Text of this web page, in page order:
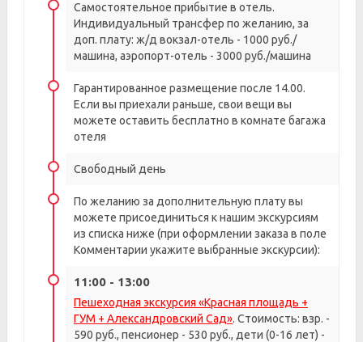
Самостоятельное прибытие в отель.
Индивидуальный трансфер по желанию, за
доп. плату: ж/д вокзал-отель - 1000 руб./
машина, аэропорт-отель - 3000 руб./машина
Гарантированное размещение после 14.00.
Если вы приехали раньше, свои вещи вы
можете оставить бесплатно в комнате багажа
отеля
Свободный день
По желанию за дополнительную плату вы
можете присоединиться к нашим экскурсиям
из списка ниже (при оформлении заказа в поле
Комментарии укажите выбранные экскурсии):
11:00 - 13:00
Пешеходная экскурсия «Красная площадь +
ГУМ + Александровский Сад». Стоимость: взр. -
590 руб., пенсионер - 530 руб., дети (0-16 лет) -